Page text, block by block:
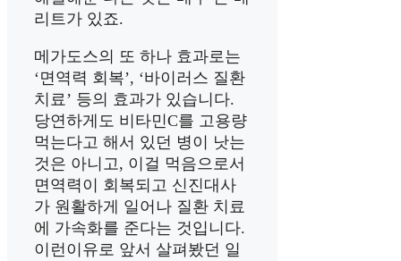
리트가 있죠.
메가도스의 또 하나 효과로는
‘면역력 회복’, ‘바이러스 질환
치료’ 등의 효과가 있습니다.
당연하게도 비타민C를 고용량
먹는다고 해서 있던 병이 낫는
것은 아니고, 이걸 먹음으로서
면역력이 회복되고 신진대사
가 원활하게 일어나 질환 치료
에 가속화를 준다는 것입니다.
이런이유로 앞서 살펴봤던 일